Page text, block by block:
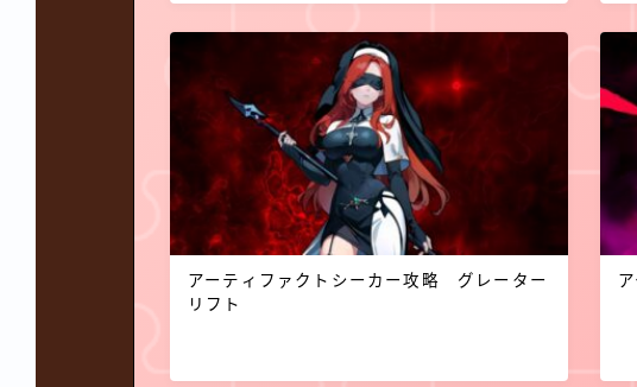
アーティファクトシーカー攻略 グレーター
リフト